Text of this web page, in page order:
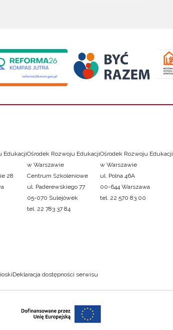
Edukacji
28
Ośrodek Rozwoju Edukacji
w Warszawie
Centrum Szkoleniowe
ul. Paderewskiego 77
05-070 Sulejówek
tel. 22 783 37 84
Ośrodek Rozwoju Edukacji
w Warszawie
ul. Polna 46A
00-644 Warszawa
tel. 22 570 83 00
Deklaracja dostępności serwisu